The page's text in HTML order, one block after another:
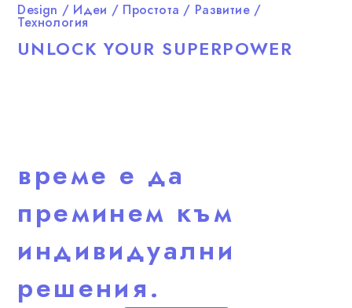
Design Идеи Простота Развитие
Технология
UNLOCK YOUR SUPERPOWER
време е да
преминем към
индивидуални
решения.